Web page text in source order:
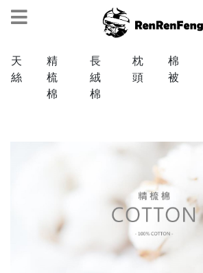
天
絲
精
梳
棉
長
絨
棉
枕
頭
棉
被